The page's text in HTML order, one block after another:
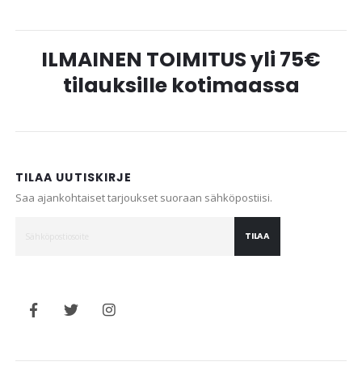
ILMAINEN TOIMITUS yli 75€
tilauksille kotimaassa
TILAA UUTISKIRJE
Saa ajankohtaiset tarjoukset suoraan sähköpostiisi.
TILAA